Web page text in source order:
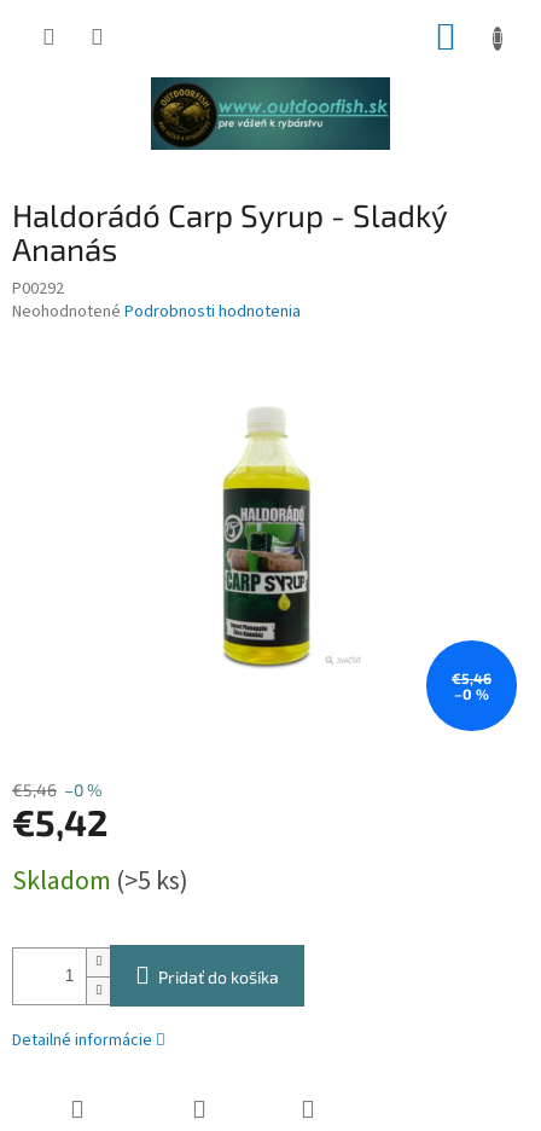
Haldorádó Carp Syrup - Sladký
Ananás
P00292
Priemerné
Neohodnotené Podrobnosti hodnotenia
€5,46
–0 %
€5,46 –0 %
€5,42
cena:
Skladom (>5 ks)
Pridať do košíka
Detailné informácie